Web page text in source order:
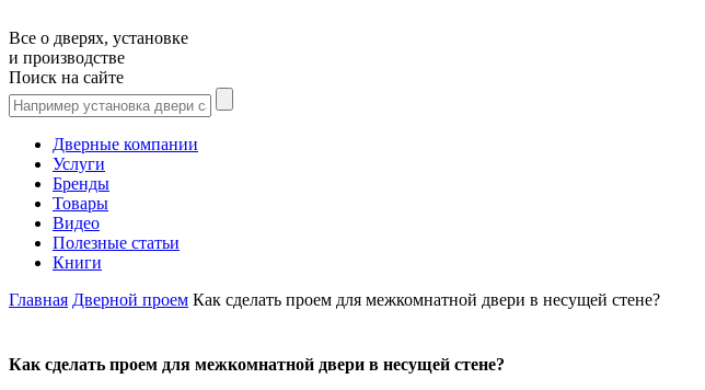
Все о дверях, установке
и производстве
Поиск на сайте
Дверные компании
Услуги
Бренды
Товары
Видео
Полезные статьи
Книги
Главная Дверной проем Как сделать проем для межкомнатной двери в несущей стене?
Как сделать проем для межкомнатной двери в несущей стене?